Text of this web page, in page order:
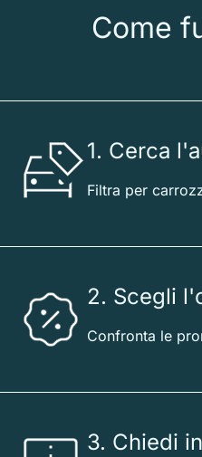
Come
1. Cerca
Filtra per
2. Scegli
Confronta le
3. Chiedi